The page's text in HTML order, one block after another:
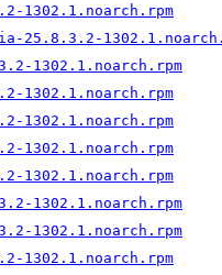
1302.1.noarch.rpm
25.8.3.2-
1302.1.noarch.rpm
1302.1.noarch.rpm
1302.1.noarch.rpm
1302.1.noarch.rpm
1302.1.noarch.rpm
1302.1.noarch.rpm
1302.1.noarch.rpm
1302.1.noarch.rpm